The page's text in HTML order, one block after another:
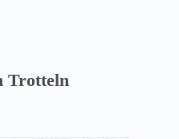
Trotteln